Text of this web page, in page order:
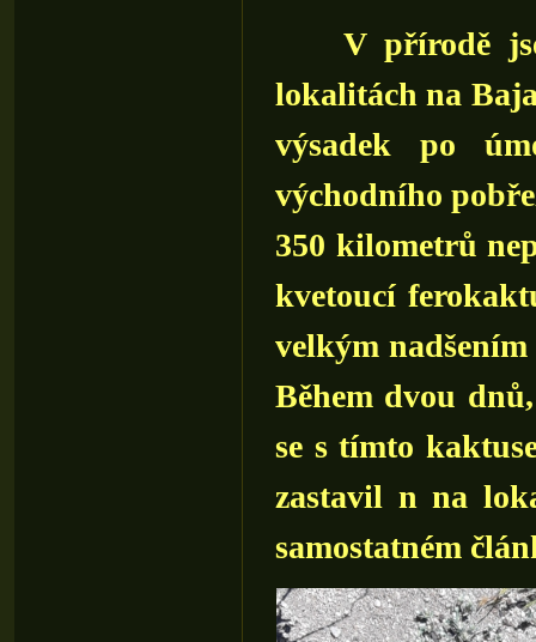
V přírodě
lokalitách na
výsadek po
východního
350 kilometrů
kvetoucí
velkým
Během dvou
se s tímto
zastavil n na
samostatném